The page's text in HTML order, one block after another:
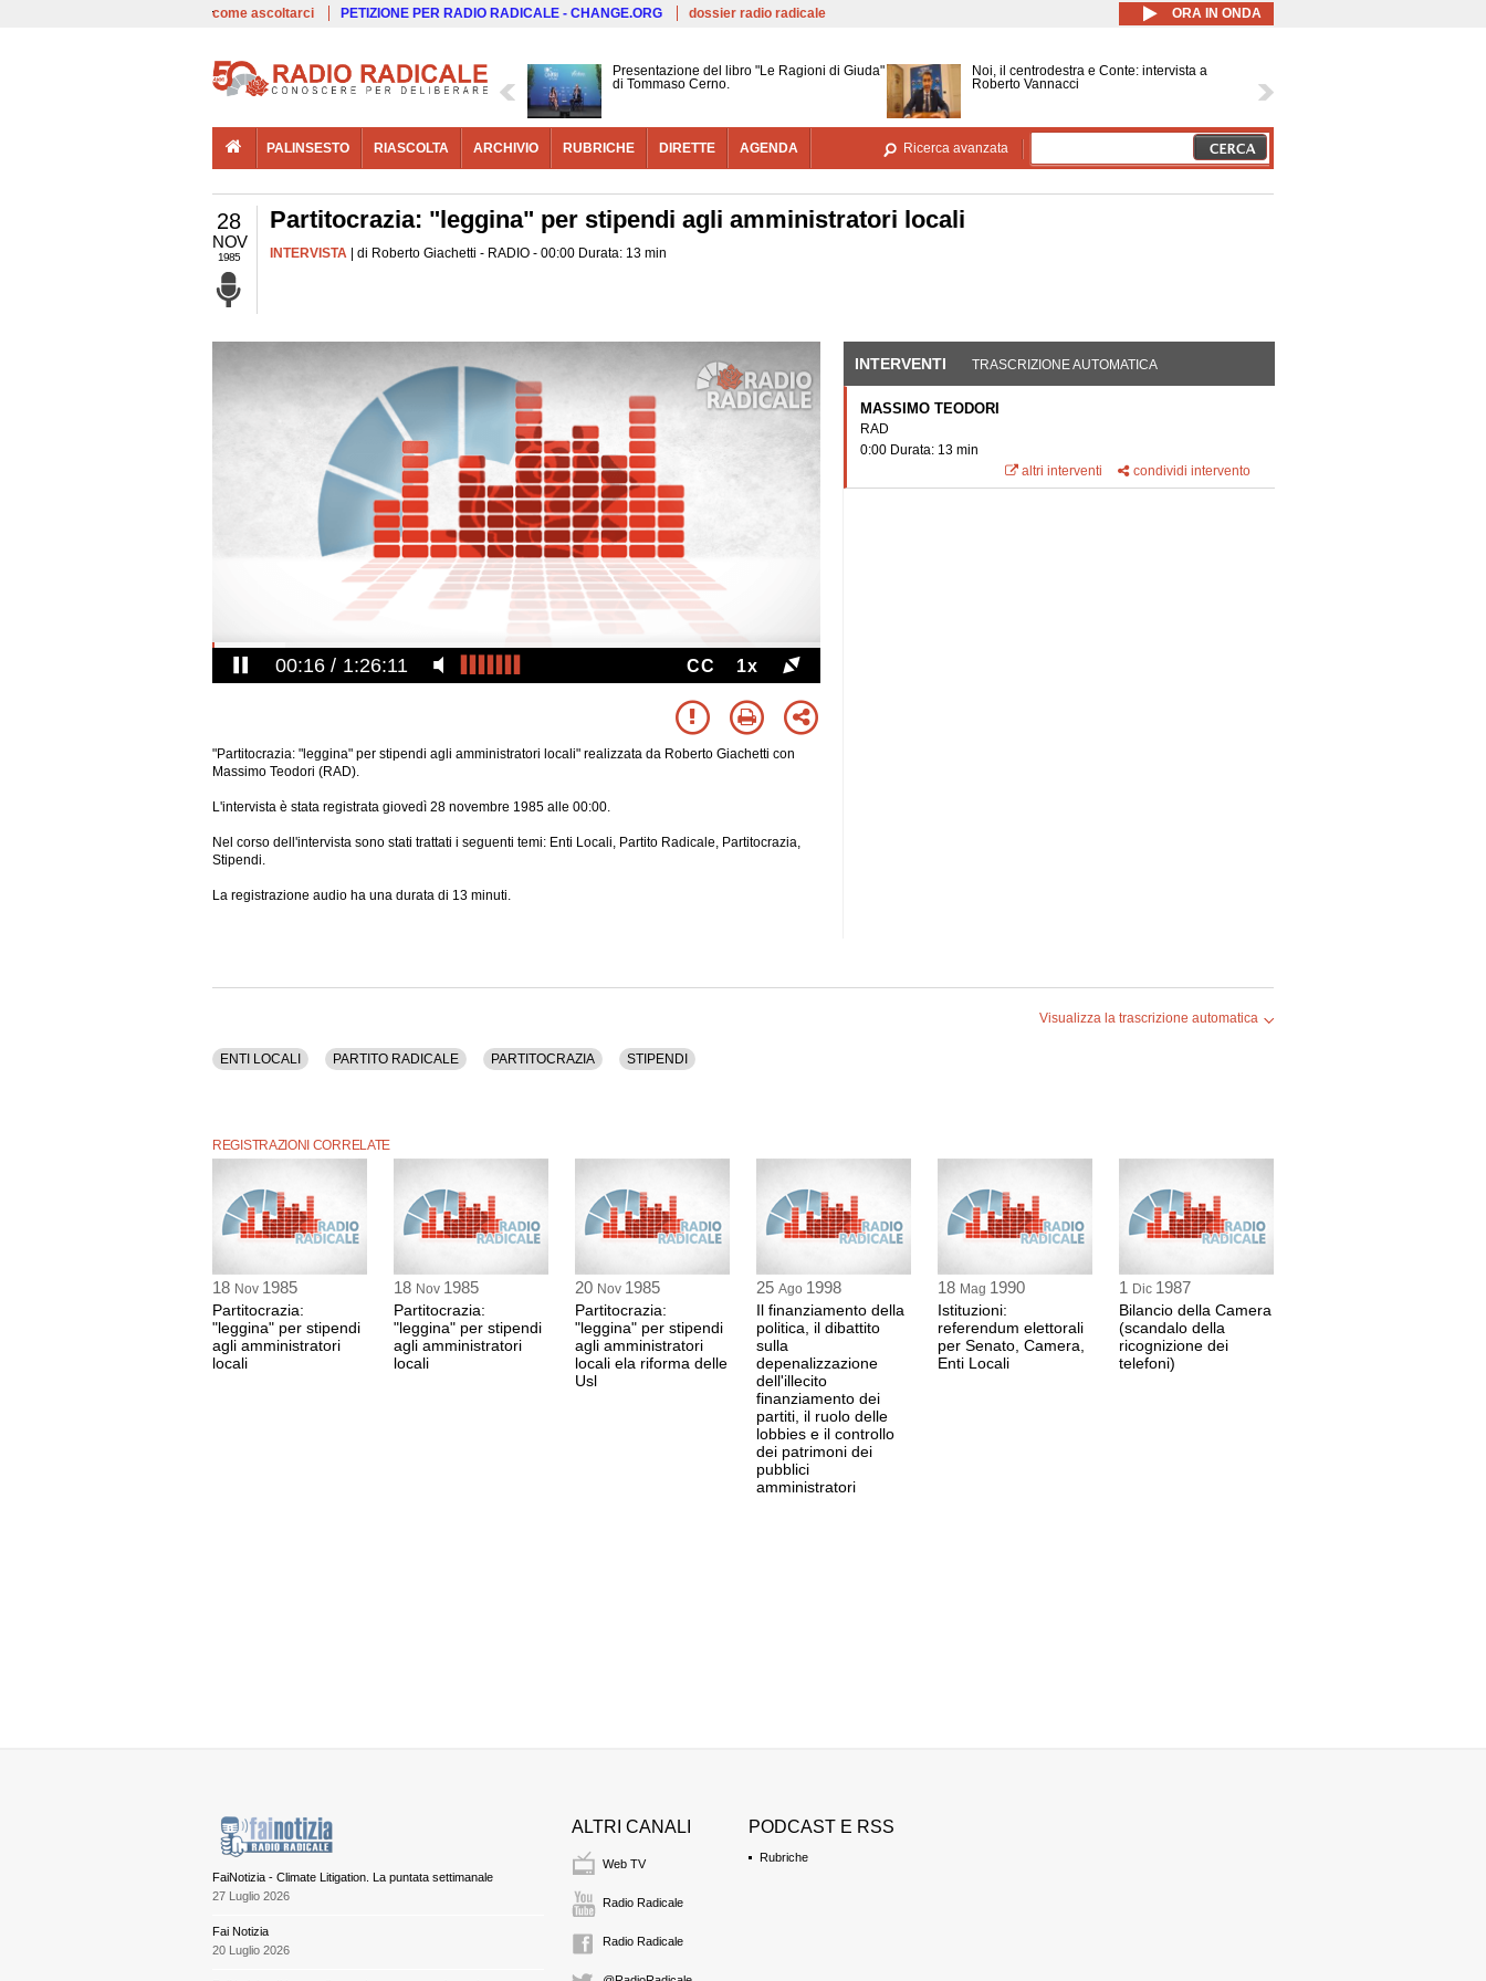
Salta al contenuto principale
come ascoltarci PETIZIONE PER RADIO RADICALE - CHANGE.ORG dossier radio radicale ORA IN ONDA
Presentazione del libro "Le Ragioni di Giuda"
di Tommaso Cerno.
Noi, il centrodestra e Conte: intervista a
Roberto Vannacci
PALINSESTO RIASCOLTA ARCHIVIO RUBRICHE DIRETTE AGENDA Ricerca avanzata
28
NOV
1985
Partitocrazia: "leggina" per stipendi agli amministratori locali
INTERVISTA | di Roberto Giachetti - RADIO - 00:00 Durata: 13 min
00:16 1:26:11 CC 1x
"Partitocrazia: "leggina" per stipendi agli amministratori locali" realizzata da Roberto Giachetti con
Massimo Teodori (RAD).
L'intervista è stata registrata giovedì 28 novembre 1985 alle 00:00.
Nel corso dell'intervista sono stati trattati i seguenti temi: Enti Locali, Partito Radicale, Partitocrazia,
Stipendi.
La registrazione audio ha una durata di 13 minuti.
INTERVENTI (SCHEDA ATTIVA)
TRASCRIZIONE AUTOMATICA
MASSIMO TEODORI
RAD
0:00 Durata: 13 min
altri interventi
condividi intervento
Visualizza la trascrizione automatica
ENTI LOCALI PARTITO RADICALE PARTITOCRAZIA STIPENDI
REGISTRAZIONI CORRELATE
18 Nov 1985
Partitocrazia:
"leggina" per stipendi
agli amministratori
locali
18 Nov 1985
Partitocrazia:
"leggina" per stipendi
agli amministratori
locali
20 Nov 1985
Partitocrazia:
"leggina" per stipendi
agli amministratori
locali ela riforma delle
Usl
25 Ago 1998
Il finanziamento della
politica, il dibattito
sulla
depenalizzazione
dell'illecito
finanziamento dei
partiti, il ruolo delle
lobbies e il controllo
dei patrimoni dei
pubblici
amministratori
18 Mag 1990
Istituzioni:
referendum elettorali
per Senato, Camera,
Enti Locali
1 Dic 1987
Bilancio della Camera
(scandalo della
ricognizione dei
telefoni)
FaiNotizia - Climate Litigation. La puntata settimanale
27 Luglio 2026
Fai Notizia
20 Luglio 2026
ALTRI CANALI
Web TV
Radio Radicale
Radio Radicale
PODCAST E RSS
Rubriche